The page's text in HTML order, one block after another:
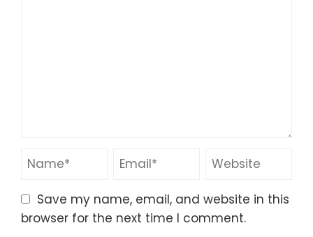
Save my name, email, and website in this
browser for the next time I comment.